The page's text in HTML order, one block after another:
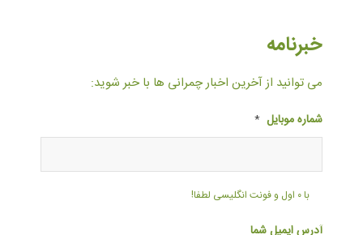
خبرنامه
می توانید از آخرین اخبار چمرانی ها با خبر شوید:
شماره موبایل *
با ۰ اول و فونت انگلیسی لطفا!
آدرس ایمیل شما